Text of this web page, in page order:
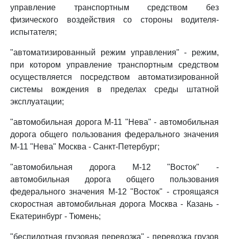
управление транспортным средством без
физического воздействия со стороны водителя-
испытателя;
"автоматизированный режим управления" - режим,
при котором управление транспортным средством
осуществляется посредством автоматизированной
системы вождения в пределах среды штатной
эксплуатации;
"автомобильная дорога М-11 "Нева" - автомобильная
дорога общего пользования федерального значения
М-11 "Нева" Москва - Санкт-Петербург;
"автомобильная дорога М-12 "Восток" -
автомобильная дорога общего пользования
федерального значения М-12 "Восток" - строящаяся
скоростная автомобильная дорога Москва - Казань -
Екатеринбург - Тюмень;
"беспилотная грузовая перевозка" - перевозка грузов